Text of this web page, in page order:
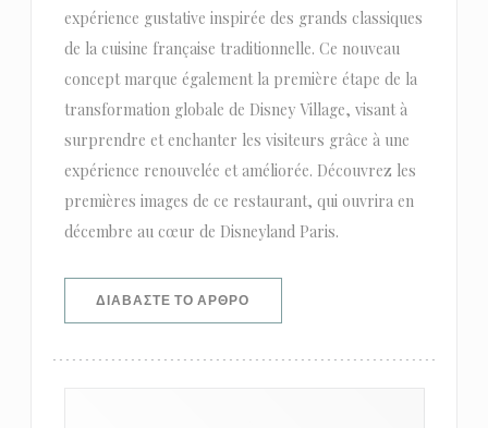
expérience gustative inspirée des grands classiques
de la cuisine française traditionnelle. Ce nouveau
concept marque également la première étape de la
transformation globale de Disney Village, visant à
surprendre et enchanter les visiteurs grâce à une
expérience renouvelée et améliorée. Découvrez les
premières images de ce restaurant, qui ouvrira en
décembre au cœur de Disneyland Paris.
ΔΙΑΒΆΣΤΕ ΤΟ ΆΡΘΡΟ